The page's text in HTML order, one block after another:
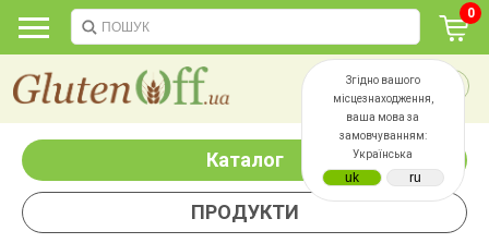
Згідно вашого
місцезнаходження,
ваша мова за
замовчуванням:
Українська
0
Каталог
ПРОДУКТИ